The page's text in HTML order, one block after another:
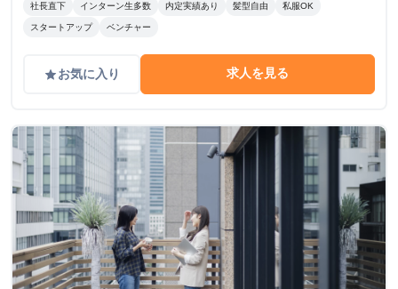
社長直下 インターン生多数 内定実績あり 髪型自由 私服OK
スタートアップ ベンチャー
gradeお気に入り 求人を見る